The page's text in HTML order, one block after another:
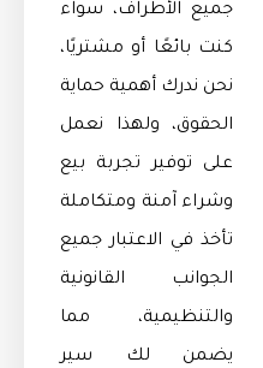
جميع الأطراف، سواء
كنت بائعًا أو مشتريًا،
نحن ندرك أهمية حماية
الحقوق، ولهذا نعمل
على توفير تجربة بيع
وشراء آمنة ومتكاملة
تأخذ في الاعتبار جميع
الجوانب القانونية
والتنظيمية، مما
يضمن لك سير